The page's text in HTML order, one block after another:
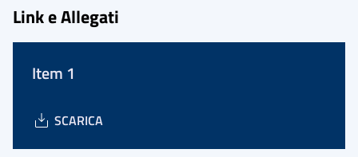
Link e Allegati
Item 1
SCARICA